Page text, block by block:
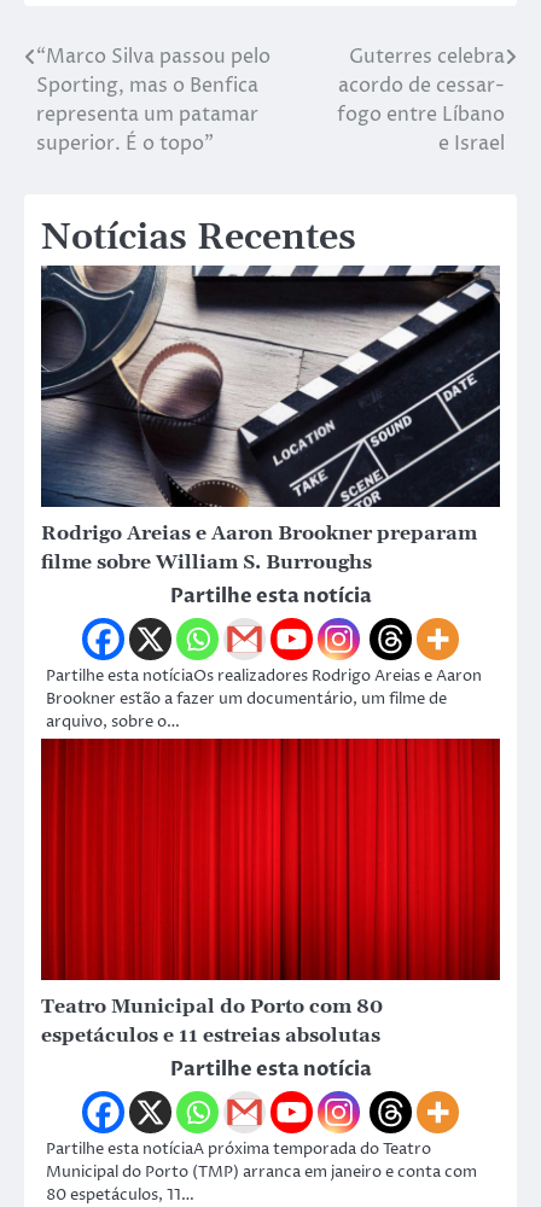
“Marco Silva passou pelo
Sporting, mas o Benfica
representa um patamar
superior. É o topo”
Guterres celebra
acordo de cessar-
fogo entre Líbano
e Israel
Notícias Recentes
Rodrigo Areias e Aaron Brookner preparam
filme sobre William S. Burroughs
Partilhe esta notícia
Partilhe esta notíciaOs realizadores Rodrigo Areias e Aaron
Brookner estão a fazer um documentário, um filme de
arquivo, sobre o…
Teatro Municipal do Porto com 80
espetáculos e 11 estreias absolutas
Partilhe esta notícia
Partilhe esta notíciaA próxima temporada do Teatro
Municipal do Porto (TMP) arranca em janeiro e conta com
80 espetáculos, 11…